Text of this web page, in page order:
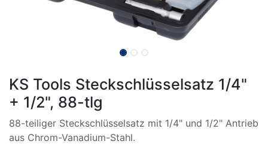
KS Tools Steckschlüsselsatz 1/4"
+ 1/2", 88-tlg
88-teiliger Steckschlüsselsatz mit 1/4" und 1/2" Antrieb
aus Chrom-Vanadium-Stahl.